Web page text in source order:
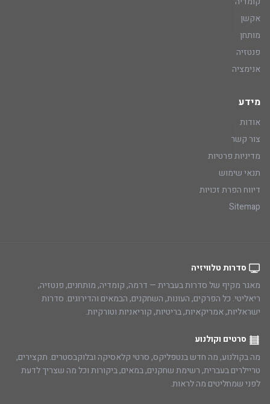
אקשן
מותחן
פנטזיה
אנימציה
מידע
אודות
צור קשר
מדיניות פרטיות
תנאי שימוש
דיווח הפרת זכויות
Sitemap
סדרות טלוויזיה
מאגר מקיף של סדרות בעברית — דרמה, קומדיה, מותחנים, פנטזיה,
ריאליטי. כל הפרקים, העונות, השחקנים, הבמאים והדירוגים. סדרות
ישראליות, אמריקאיות, בריטיות, קוריאניות וטורקיות.
סרטים וקולנוע
מה בקולנוע, מה חדש בנטפליקס, סרטי קלאסיקה ובלוקבסטרים. תקצירים,
טריילרים בעברית, רשימת שחקנים, במאים, ביקורות וכל מה שצריך לדעת
לפני שמחליטים מה לראות.